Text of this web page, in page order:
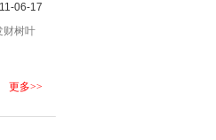
06-17
财树叶
更多>>